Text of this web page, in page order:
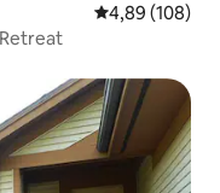
4,89 av 5 i
4,89 (108)